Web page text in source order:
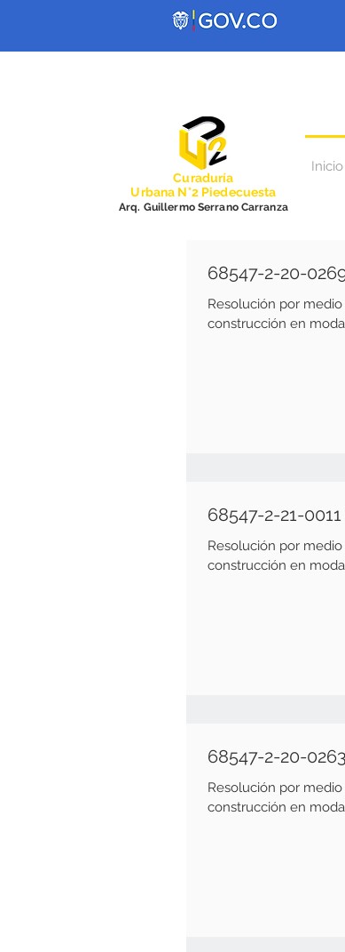
Inicio
Curaduría
Urbana N°2 Piedecuesta
Arq. Guillermo Serrano Carranza
68547-2-20-
Resolución por
construcción en
68547-2-21-
Resolución por
construcción en
68547-2-20-
Resolución por
construcción en